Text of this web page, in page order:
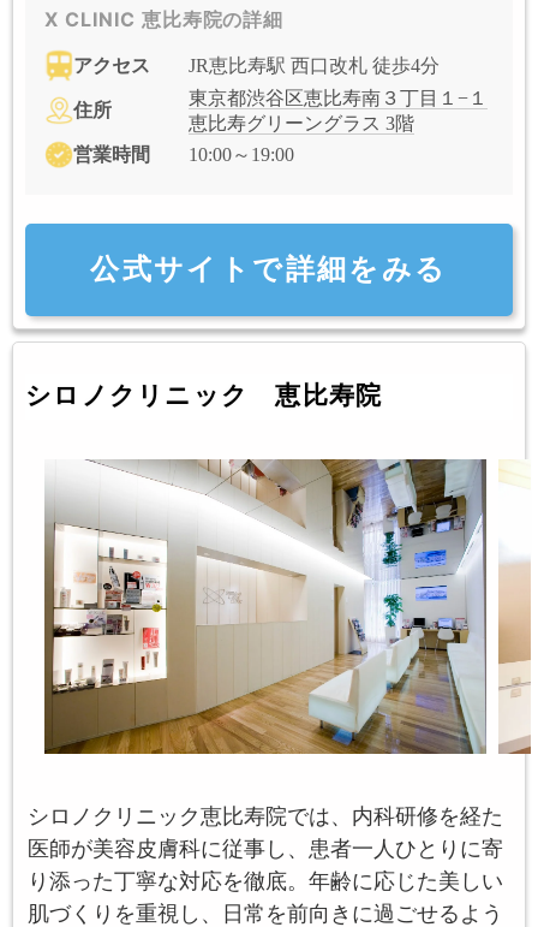
X CLINIC 恵比寿院の詳細
アクセス JR恵比寿駅 西口改札 徒歩4分
住所
東京都渋谷区恵比寿南３丁目１−１
恵比寿グリーングラス 3階
営業時間
10:00～19:00
公式サイトで詳細をみる
シロノクリニック 恵比寿院
シロノクリニック恵比寿院では、内科研修を経た
医師が美容皮膚科に従事し、患者一人ひとりに寄
り添った丁寧な対応を徹底。年齢に応じた美しい
肌づくりを重視し、日常を前向きに過ごせるよう